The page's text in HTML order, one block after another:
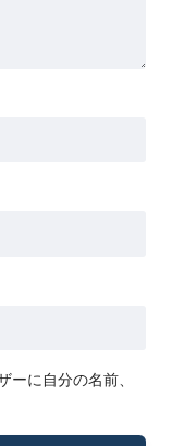
ーに自分の名前、